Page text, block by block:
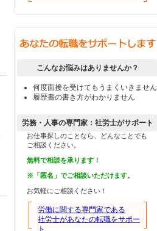
こんなお悩みはありませんか？
何度面接を受けてもうまくいきません
履歴書の書き方がわかりません
労務・人事の専門家：社労士がサポート
お仕事探しのことなら、どんなことでも
ご相談ください。
無料で相談を承ります！
※「匿名」でご相談いただけます。
お気軽にご相談ください！
労働に関する専門家である
社労士があなたの転職をサポー
ト